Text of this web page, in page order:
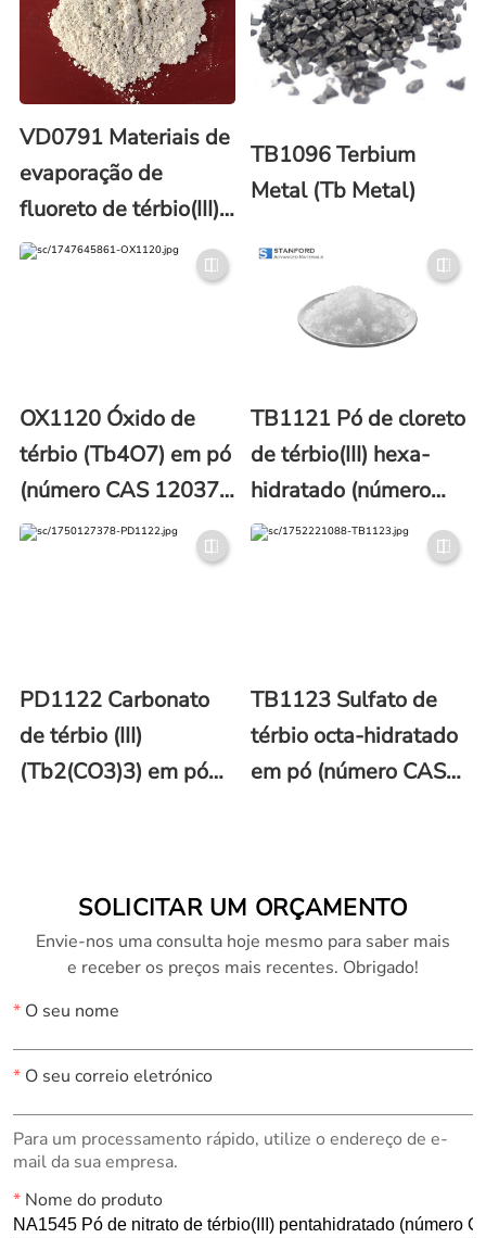
VD0791 Materiais de
evaporação de
fluoreto de térbio(III)
(TbF3)
TB1096 Terbium
Metal (Tb Metal)
OX1120 Óxido de
térbio (Tb4O7) em pó
(número CAS 12037-
01-3)
TB1121 Pó de cloreto
de térbio(III) hexa-
hidratado (número
CAS 13798-24-8)
PD1122 Carbonato
de térbio (III)
(Tb2(CO3)3) em pó
TB1123 Sulfato de
térbio octa-hidratado
em pó (número CAS
SOLICITAR UM ORÇAMENTO
Envie-nos uma consulta hoje mesmo para saber mais
e receber os preços mais recentes. Obrigado!
*O seu nome
*O seu correio eletrónico
Para um processamento rápido, utilize o endereço de e-
mail da sua empresa.
*Nome do produto